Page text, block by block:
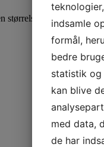
væge du skal
indsamle
formål,
bedre
statistik og
kan blive
med data,
de har